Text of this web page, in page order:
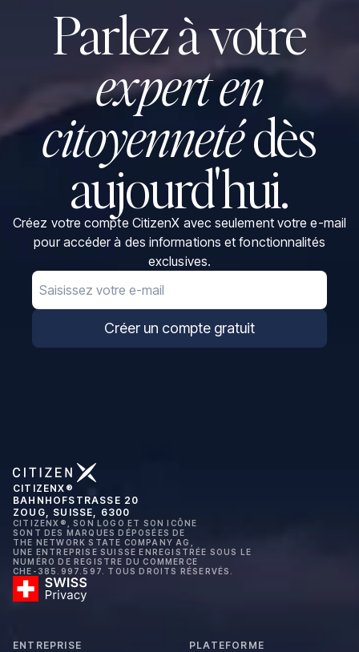
Parlez à votre
expert en
citoyennetédès
aujourd'hui.
Créez votre compte CitizenX avec seulement votre e-mail
pour accéder à des informations et fonctionnalités
exclusives.
Email
Créer un compte gratuit
CITIZENX®
BAHNHOFSTRASSE 20
ZOUG, SUISSE, 6300
CITIZENX®, SON LOGO ET SON ICÔNE
SONT DES MARQUES DÉPOSÉES DE
THE NETWORK STATE COMPANY AG,
UNE ENTREPRISE SUISSE ENREGISTRÉE SOUS LE
NUMÉRO DE REGISTRE DU COMMERCE
CHE-385.997.597. TOUS DROITS RÉSERVÉS.
ENTREPRISE
PLATEFORME